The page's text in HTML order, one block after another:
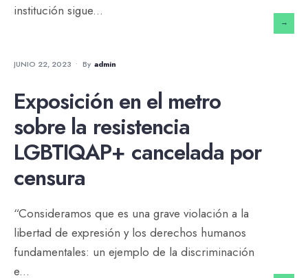
institución sigue...
→
JUNIO 22, 2023 • By Admin
Exposición en el metro
sobre la resistencia
LGBTIQAP+ cancelada por
censura
“Consideramos que es una grave violación a la
libertad de expresión y los derechos humanos
fundamentales: un ejemplo de la discriminación
e...